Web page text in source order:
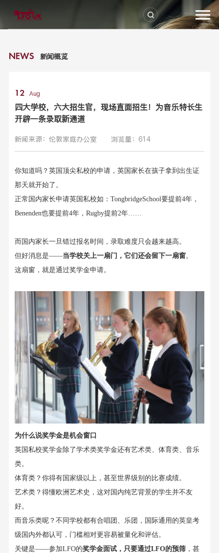
NEWS 新闻概览
12 Aug
四大学校，六大招生官，现场直面招生！为音乐特长生
开辟一条录取新通道
新闻来源：伦敦家庭办公室 浏览量：614
你知道吗？英国顶尖私校的申请，英国家长在孩子拿到出生证
那天就开始了。
正常国内家长申请英国私校如：TongbridgeSchool要提前4年，
Benenden也要提前4年， Rugby提前2年……
而国内家长一旦错过报名时间 ，录取难度只会越来越高。
但好消息是——当学校关上一扇门，它们还会留下一扇窗。
这扇窗，就是通过奖学金申请。
为什么说奖学金是机会窗口
英国私校奖学金 除了学术类奖学金还有艺术类、体育类、音乐
类。
体育类？你得有国家级以上，甚至世界级别的比赛成绩。
艺术类？得懂欧洲艺术史，这对国内纯艺背景的学生并不友
好。
而音乐类呢？不同学校都有合唱团、乐团，国际通用的英皇考
级国内外都认可，门槛相对更容易被量化和评估。
关键是——参加LFO的奖学金面试， 只要通过LFO的预筛，甚